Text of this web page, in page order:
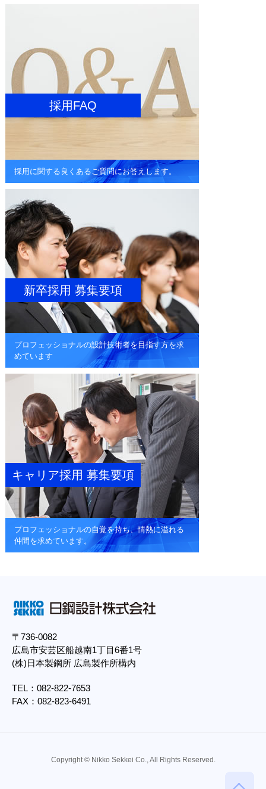
採用FAQ
採用に関する良くあるご質問にお答えします。
新卒採用 募集要項
プロフェッショナルの設計技術者を目指す方を求
めています
キャリア採用 募集要項
プロフェッショナルの自覚を持ち、情熱に溢れる
仲間を求めています。
〒736-0082
広島市安芸区船越南1丁目6番1号
(株)日本製鋼所 広島製作所構内
TEL：082-822-7653
FAX：082-823-6491
Copyright © Nikko Sekkei Co., All Rights Reserved.